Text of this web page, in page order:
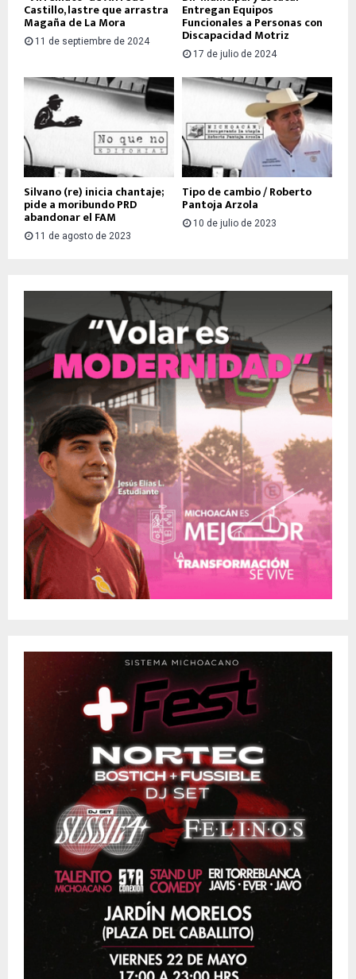
Castillo, lastre que arrastra
Magaña de La Mora
11 de septiembre de 2024
Entregan Equipos
Funcionales a Personas con
Discapacidad Motriz
17 de julio de 2024
Silvano (re) inicia chantaje;
pide a moribundo PRD
abandonar el FAM
11 de agosto de 2023
Tipo de cambio / Roberto
Pantoja Arzola
10 de julio de 2023